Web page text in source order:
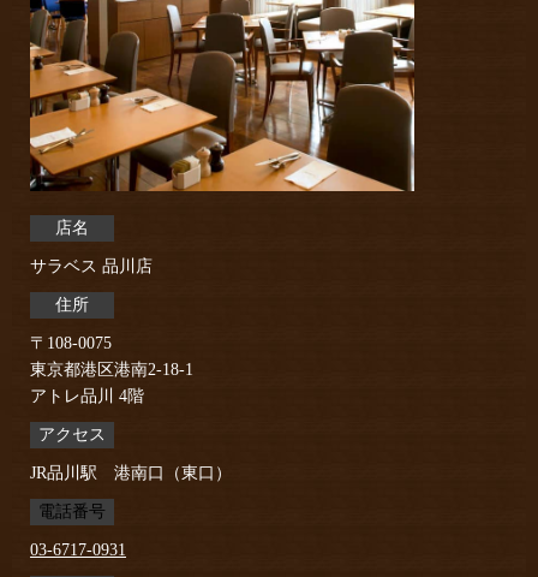
店名
サラベス 品川店
住所
〒108-0075
東京都港区港南2-18-1
アトレ品川 4階
アクセス
JR品川駅 港南口（東口）
電話番号
03-6717-0931